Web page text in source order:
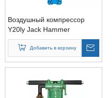
Воздушный компрессор
Y20ly Jack Hammer
Пневматическая дрель
Добавить в корзину